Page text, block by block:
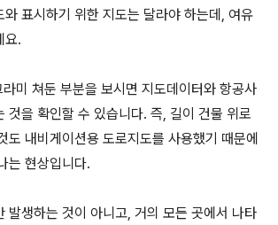
와 표시하기 위한 지도는 달라야 하는데, 여유
요.
미 쳐둔 부분을 보시면 지도데이터와 항공사
것을 확인할 수 있습니다. 즉, 길이 건물 위로
도 내비게이션용 도로지도를 사용했기 때문에
는 현상입니다.
발생하는 것이 아니고, 거의 모든 곳에서 나타